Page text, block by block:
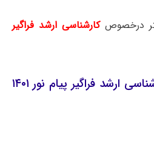
درخصوص کارشناسی ارشد فراگیر
زمان برگزاری آزمون کارشناسی ارشد فراگیر پیام نور ۱۴۰۱